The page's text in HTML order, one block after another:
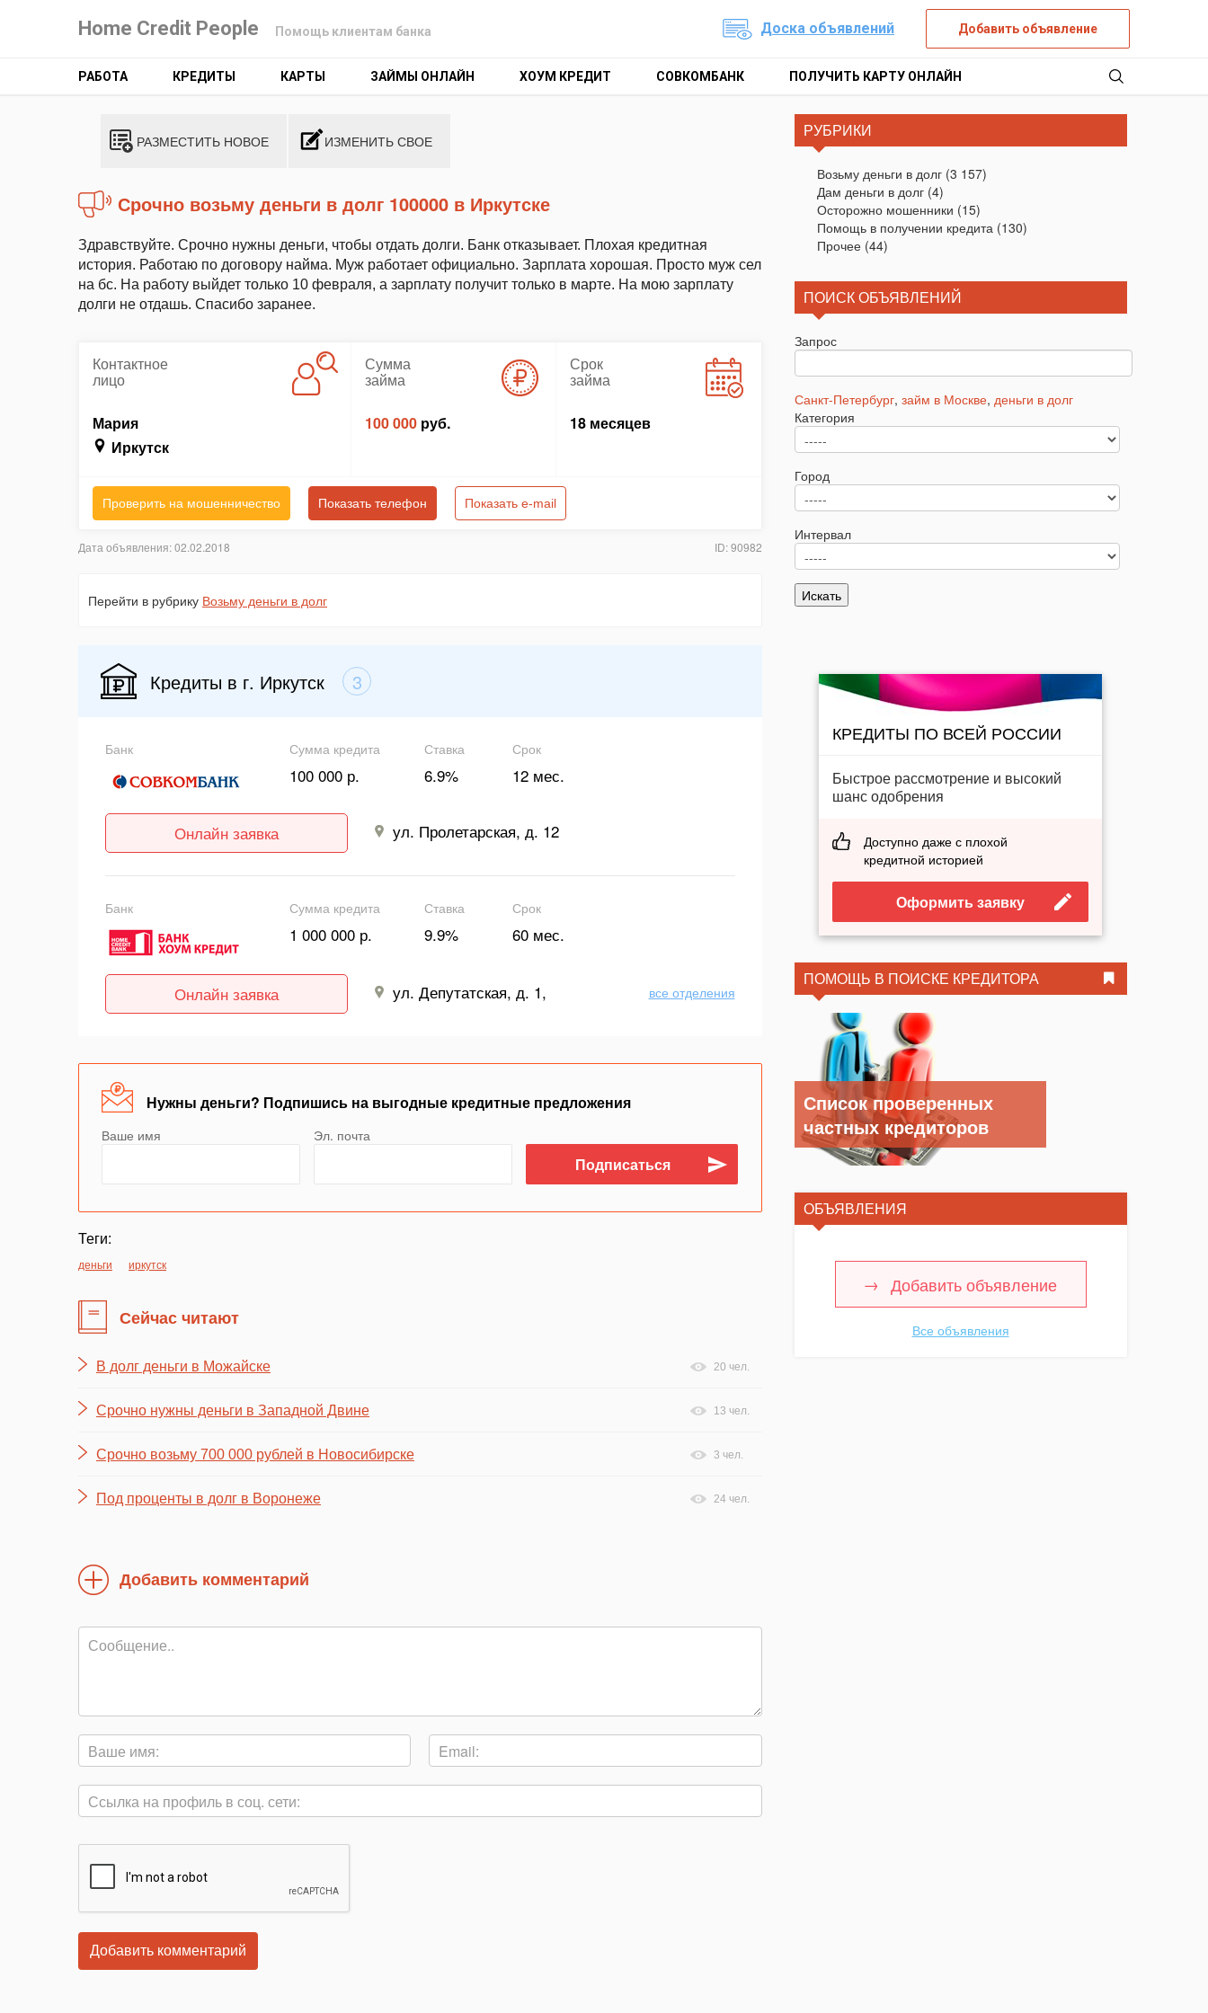
Home Credit People Помощь клиентам банка Доска объявлений Добавить объявление
РАБОТА КРЕДИТЫ КАРТЫ ЗАЙМЫ ОНЛАЙН ХОУМ КРЕДИТ СОВКОМБАНК ПОЛУЧИТЬ КАРТУ ОНЛАЙН
РАЗМЕСТИТЬ НОВОЕ ИЗМЕНИТЬ СВОЕ
Срочно возьму деньги в долг 100000 в Иркутске
Здравствуйте. Срочно нужны деньги, чтобы отдать долги. Банк отказывает. Плохая кредитная
история. Работаю по договору найма. Муж работает официально. Зарплата хорошая. Просто муж сел
на бс. На работу выйдет только 10 февраля, а зарплату получит только в марте. На мою зарплату
долги не отдашь. Спасибо заранее.
Контактное
лицо
Мария
Иркутск
Сумма
займа
100 000 руб.
Срок
займа
18 месяцев
Проверить на мошенничество Показать телефон Показать e-mail
Дата объявления: 02.02.2018 ID: 90982
Перейти в рубрику Возьму деньги в долг
Кредиты в г. Иркутск 3
Банк Сумма кредита
100 000 р.
Ставка
6.9%
Срок
12 мес.
Онлайн заявка ул. Пролетарская, д. 12
Банк Сумма кредита
1 000 000 р.
Ставка
9.9%
Срок
60 мес.
Онлайн заявка ул. Депутатская, д. 1, все отделения
Нужны деньги? Подпишись на выгодные кредитные предложения
Ваше имя Эл. почта
Теги:
деньги иркутск
Сейчас читают
В долг деньги в Можайске 20 чел.
Срочно нужны деньги в Западной Двине 13 чел.
Срочно возьму 700 000 рублей в Новосибирске 3 чел.
Под проценты в долг в Воронеже 24 чел.
Добавить комментарий
РУБРИКИ
Возьму деньги в долг(3 157)
Дам деньги в долг(4)
Осторожно мошенники (15)
Помощь в получении кредита(130)
Прочее(44)
ПОИСК ОБЪЯВЛЕНИЙ
Запрос
Санкт-Петербург, займ в Москве, деньги в долг
Категория
Город
Интервал
КРЕДИТЫ ПО ВСЕЙ РОССИИ
Быстрое рассмотрение и высокий
шанс одобрения
Доступно даже с плохой
кредитной историей
Оформить заявку
ПОМОЩЬ В ПОИСКЕ КРЕДИТОРА
Список проверенных
частных кредиторов
ОБЪЯВЛЕНИЯ
Добавить объявление
Все объявления